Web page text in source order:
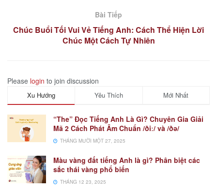
Bài Tiếp
Chúc Buổi Tối Vui Vẻ Tiếng Anh: Cách Thể Hiện Lời
Chúc Một Cách Tự Nhiên
Please login to join discussion
Xu Hướng Yêu Thích Mới Nhất
“The” Đọc Tiếng Anh Là Gì? Chuyên Gia Giải
Mã 2 Cách Phát Âm Chuẩn /ðiː/ và /ðə/
THÁNG MƯỜI MỘT 27, 2025
Màu vàng đất tiếng Anh là gì? Phân biệt các
sắc thái vàng phổ biến
THÁNG 12 23, 2025